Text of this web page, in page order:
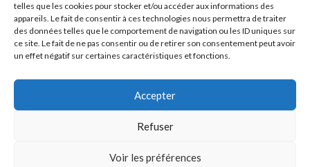
telles que les cookies pour stocker et/ou accéder aux informations des
appareils. Le fait de consentir à ces technologies nous permettra de traiter
des données telles que le comportement de navigation ou les ID uniques sur
ce site. Le fait de ne pas consentir ou de retirer son consentement peut avoir
un effet négatif sur certaines caractéristiques et fonctions.
Accepter
Refuser
Voir les préférences
INFORMATIONS LÉGALES
Mentions légales
Politique de confidentialité
Accessibilité
CGV